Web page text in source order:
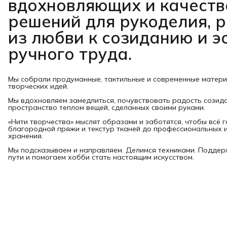
вдохновляющих и
решений для рукоделия,
из любви к созиданию и
ручного труда.
Мы собрали продуманные, тактильные и современные
творческих идей.
Мы вдохновляем замедлиться, почувствовать радость
пространство теплом вещей, сделанных своими руками.
«Нити творчества» мыслят образами и заботятся, чтобы всё
благородной пряжи и текстур тканей до профессиональных
хранения.
Мы подсказываем и направляем. Делимся техниками.
пути и помогаем хобби стать настоящим искусством.